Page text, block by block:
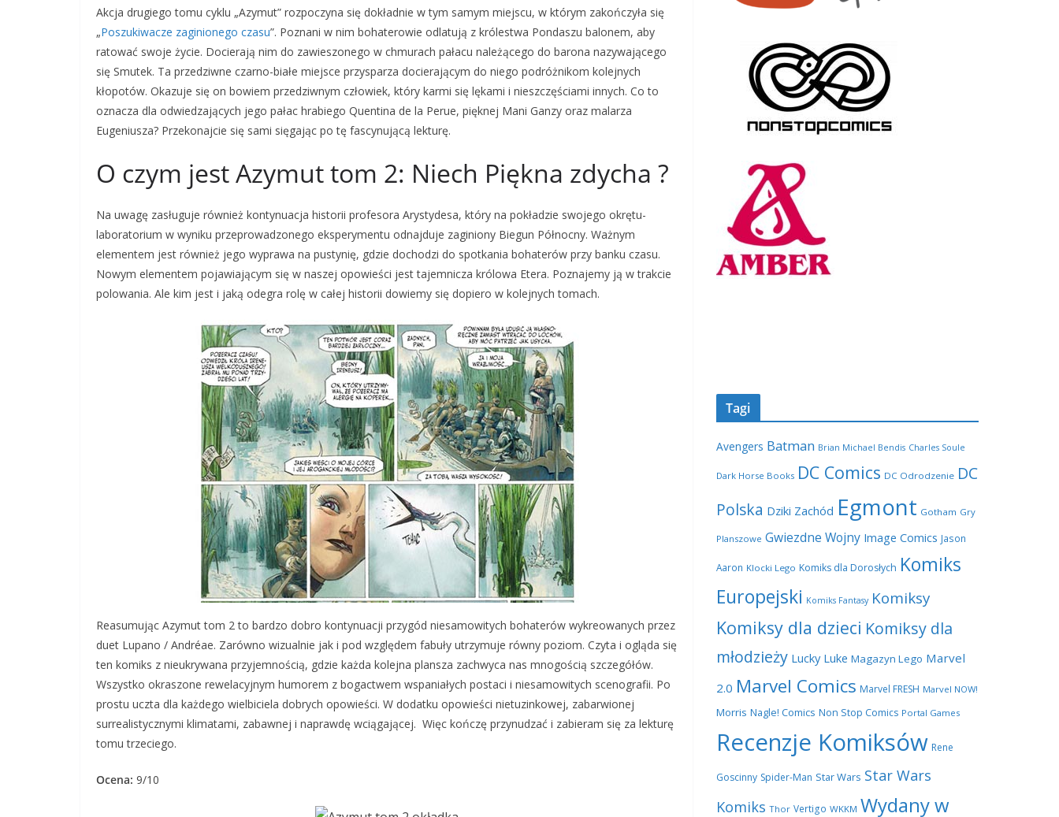
Akcja drugiego tomu cyklu „Azymut” rozpoczyna się dokładnie w tym samym miejscu, w którym zakończyła się
„Poszukiwacze zaginionego czasu”. Poznani w nim bohaterowie odlatują z królestwa Pondaszu balonem, aby
ratować swoje życie. Docierają nim do zawieszonego w chmurach pałacu należącego do barona nazywającego
się Smutek. Ta przedziwne czarno-białe miejsce przysparza docierającym do niego podróżnikom kolejnych
kłopotów. Okazuje się on bowiem przedziwnym człowiek, który karmi się lękami i nieszczęściami innych. Co to
oznacza dla odwiedzających jego pałac hrabiego Quentina de la Perue, pięknej Mani Ganzy oraz malarza
Eugeniusza? Przekonajcie się sami sięgając po tę fascynującą lekturę.
O czym jest Azymut tom 2: Niech Piękna zdycha ?
Na uwagę zasługuje również kontynuacja historii profesora Arystydesa, który na pokładzie swojego okrętu-
laboratorium w wyniku przeprowadzonego eksperymentu odnajduje zaginiony Biegun Północny. Ważnym
elementem jest również jego wyprawa na pustynię, gdzie dochodzi do spotkania bohaterów przy banku czasu.
Nowym elementem pojawiającym się w naszej opowieści jest tajemnicza królowa Etera. Poznajemy ją w trakcie
polowania. Ale kim jest i jaką odegra rolę w całej historii dowiemy się dopiero w kolejnych tomach.
Reasumując Azymut tom 2 to bardzo dobro kontynuacji przygód niesamowitych bohaterów wykreowanych przez
duet Lupano / Andréae. Zarówno wizualnie jak i pod względem fabuły utrzymuje równy poziom. Czyta i ogląda się
ten komiks z nieukrywana przyjemnością, gdzie każda kolejna plansza zachwyca nas mnogością szczegółów.
Wszystko okraszone rewelacyjnym humorem z bogactwem wspaniałych postaci i niesamowitych scenografii. Po
prostu uczta dla każdego wielbiciela dobrych opowieści. W dodatku opowieści nietuzinkowej, zabarwionej
surrealistycznymi klimatami, zabawnej i naprawdę wciągającej. Więc kończę przynudzać i zabieram się za lekturę
tomu trzeciego.
Ocena: 9/10
Tagi
Avengers Batman Brian Michael Bendis Charles Soule
Dark Horse Books DC Comics DC Odrodzenie DC
Polska Dziki Zachód Egmont Gotham Gry
Planszowe Gwiezdne Wojny Image Comics Jason
Aaron Klocki Lego Komiks dla Dorosłych Komiks
Europejski Komiks Fantasy Komiksy
Komiksy dla dzieci Komiksy dla
młodzieży Lucky Luke Magazyn Lego Marvel
2.0 Marvel Comics Marvel FRESH Marvel NOW!
Morris Nagle! Comics Non Stop Comics Portal Games
Recenzje Komiksów Rene
Goscinny Spider-Man Star Wars Star Wars
Komiks Thor Vertigo WKKM Wydany w